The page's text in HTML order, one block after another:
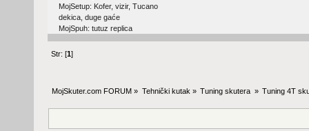
MojSetup: Kofer, vizir, Tucano
dekica, duge gaće
MojSpuh: tutuz replica
Str: [1]
MojSkuter.com FORUM » Tehnički kutak » Tuning skutera » Tuning 4T